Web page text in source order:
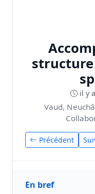
il y
Vaud,
Précédent
En bref